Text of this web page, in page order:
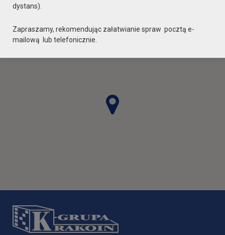
dystans).
Zapraszamy, rekomendując załatwianie spraw pocztą e-
mailową lub telefonicznie.